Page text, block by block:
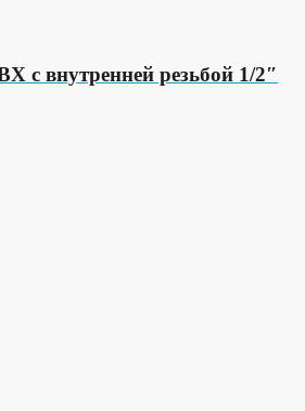
с внутренней резьбой 1/2″